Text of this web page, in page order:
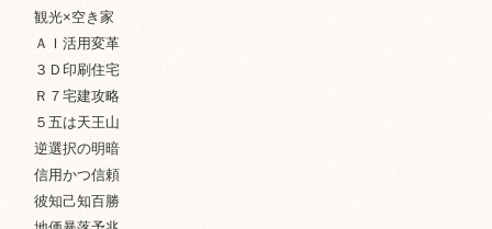
観光×空き家
ＡＩ活用変革
３Ｄ印刷住宅
Ｒ７宅建攻略
５五は天王山
逆選択の明暗
信用かつ信頼
彼知己知百勝